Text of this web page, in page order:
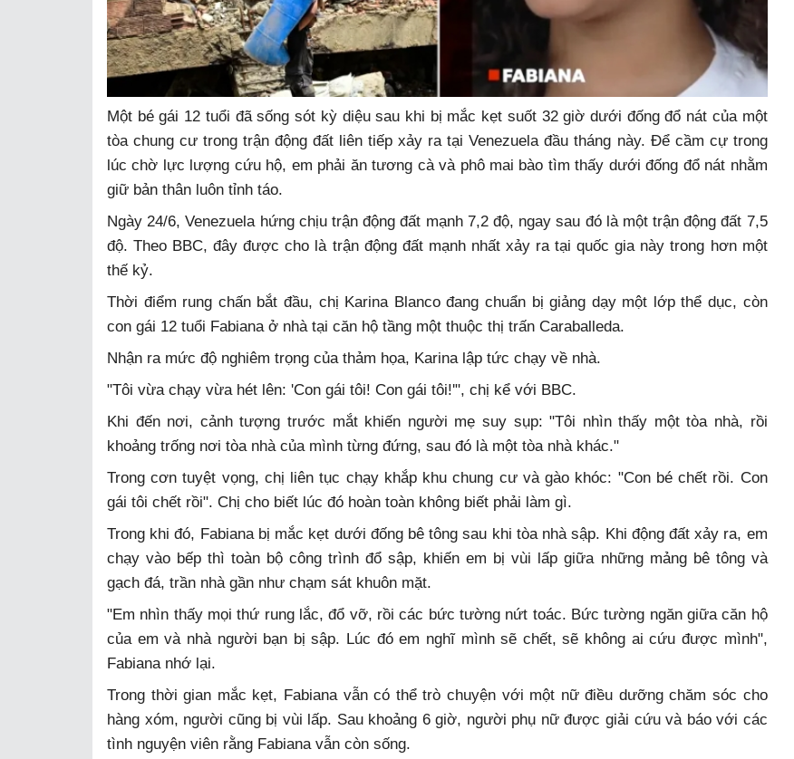
Một bé gái 12 tuổi đã sống sót kỳ diệu sau khi bị mắc kẹt suốt 32 giờ dưới đống đổ nát của một
tòa chung cư trong trận động đất liên tiếp xảy ra tại Venezuela đầu tháng này. Để cầm cự trong
lúc chờ lực lượng cứu hộ, em phải ăn tương cà và phô mai bào tìm thấy dưới đống đổ nát nhằm
giữ bản thân luôn tỉnh táo.
Ngày 24/6, Venezuela hứng chịu trận động đất mạnh 7,2 độ, ngay sau đó là một trận động đất 7,5
độ. Theo BBC, đây được cho là trận động đất mạnh nhất xảy ra tại quốc gia này trong hơn một
thế kỷ.
Thời điểm rung chấn bắt đầu, chị Karina Blanco đang chuẩn bị giảng dạy một lớp thể dục, còn
con gái 12 tuổi Fabiana ở nhà tại căn hộ tầng một thuộc thị trấn Caraballeda.
Nhận ra mức độ nghiêm trọng của thảm họa, Karina lập tức chạy về nhà.
"Tôi vừa chạy vừa hét lên: 'Con gái tôi! Con gái tôi!'", chị kể với BBC.
Khi đến nơi, cảnh tượng trước mắt khiến người mẹ suy sụp: "Tôi nhìn thấy một tòa nhà, rồi
khoảng trống nơi tòa nhà của mình từng đứng, sau đó là một tòa nhà khác."
Trong cơn tuyệt vọng, chị liên tục chạy khắp khu chung cư và gào khóc: "Con bé chết rồi. Con
gái tôi chết rồi". Chị cho biết lúc đó hoàn toàn không biết phải làm gì.
Trong khi đó, Fabiana bị mắc kẹt dưới đống bê tông sau khi tòa nhà sập. Khi động đất xảy ra, em
chạy vào bếp thì toàn bộ công trình đổ sập, khiến em bị vùi lấp giữa những mảng bê tông và
gạch đá, trần nhà gần như chạm sát khuôn mặt.
"Em nhìn thấy mọi thứ rung lắc, đổ vỡ, rồi các bức tường nứt toác. Bức tường ngăn giữa căn hộ
của em và nhà người bạn bị sập. Lúc đó em nghĩ mình sẽ chết, sẽ không ai cứu được mình",
Fabiana nhớ lại.
Trong thời gian mắc kẹt, Fabiana vẫn có thể trò chuyện với một nữ điều dưỡng chăm sóc cho
hàng xóm, người cũng bị vùi lấp. Sau khoảng 6 giờ, người phụ nữ được giải cứu và báo với các
tình nguyện viên rằng Fabiana vẫn còn sống.